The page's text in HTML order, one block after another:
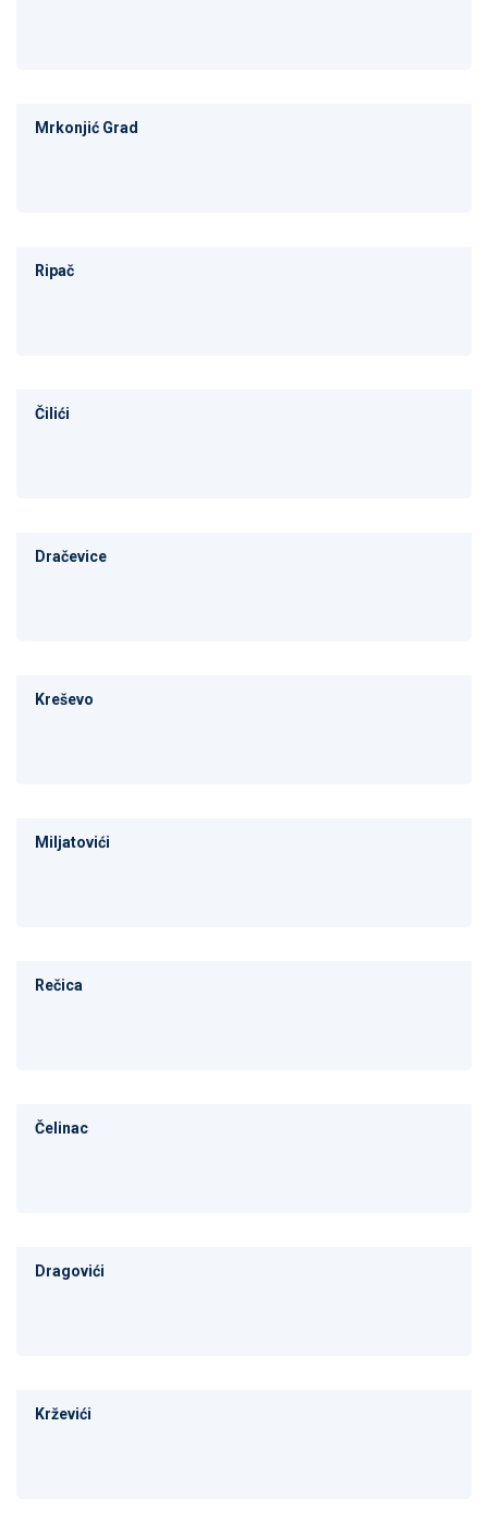
Mrkonjić Grad
Ripač
Čilići
Dračevice
Kreševo
Miljatovići
Rečica
Čelinac
Dragovići
Krževići